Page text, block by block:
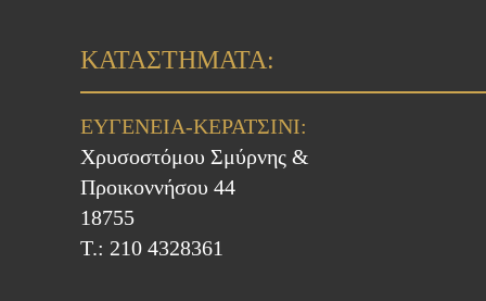
ΚΑΤΑΣΤΗΜΑΤΑ:
ΕΥΓΕΝΕΙΑ-ΚΕΡΑΤΣΙΝΙ:
Χρυσοστόμου Σμύρνης &
Προικοννήσου 44
18755
Τ.: 210 4328361